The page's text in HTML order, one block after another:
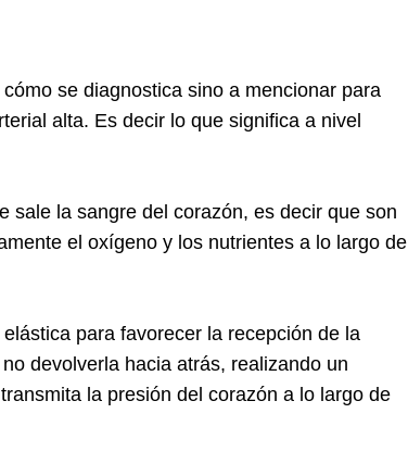
se diagnostica sino a mencionar para
alta. Es decir lo que significa a nivel
sale la sangre del corazón, es decir que son
el oxígeno y los nutrientes a lo largo de
para favorecer la recepción de la
devolverla hacia atrás, realizando un
la presión del corazón a lo largo de